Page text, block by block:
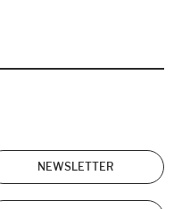
NEWSLETTER